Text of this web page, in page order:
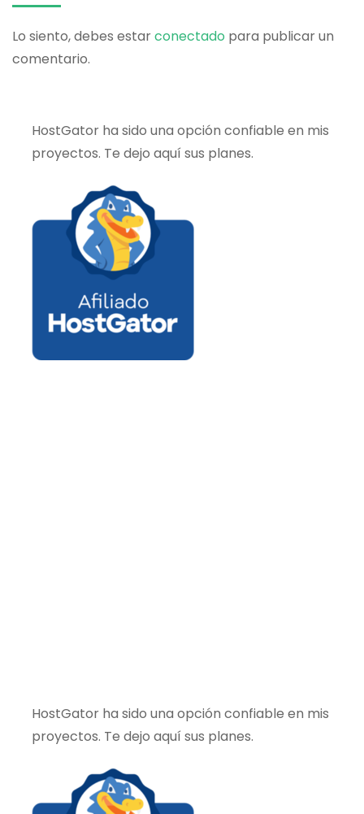
Lo siento, debes estarconectado para publicar un
comentario.
HostGator ha sido una opción confiable en mis
proyectos. Te dejo aquí sus planes.
HostGator ha sido una opción confiable en mis
proyectos. Te dejo aquí sus planes.